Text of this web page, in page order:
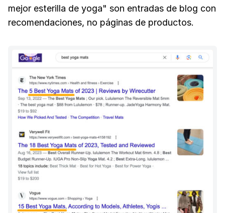
mejor esterilla de yoga" son entradas de blog con
recomendaciones, no páginas de productos.